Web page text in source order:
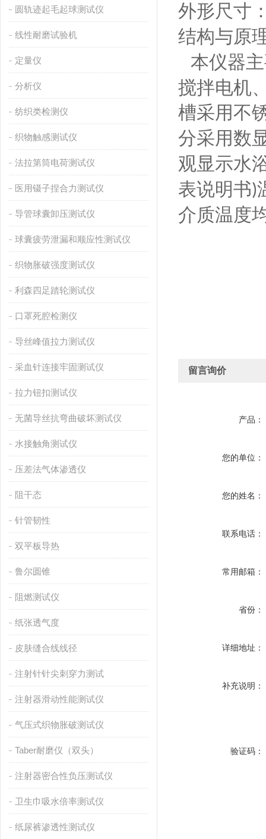
圆轨迹起毛起球测试仪
线性耐磨试验机
定量仪
分析仪
纺织类检测仪
织物触感测试仪
法拉第筒电荷测试仪
医用镊子捏合力测试仪
导管球囊卸压测试仪
球囊疲劳泄漏和顺应性测试仪
织物胀破强度测试仪
利森四足踏轮测试仪
口罩死腔检测仪
导丝峰值拉力测试仪
采血针连接牢固测试仪
拉力钮扣测试仪
无菌导丝抗弯曲破坏测试仪
水接触角测试仪
压差法气体渗透仪
阻干态
针管韧性
双平板导热
鲁尔圆锥
阻燃测试仪
纸张透气度
皮肤缝合线线径
注射针针尖刺穿力测试
注射器滑动性能测试仪
气压式织物胀破测试仪
Taber耐磨仪（双头）
注射器密合性负压测试仪
卫生巾吸水倍率测试仪
纸尿裤渗透性测试仪
外形尺寸
结构与原
本仪器
搅拌电机
槽采用不
分采用数
观显示水
表说明书)
介质温度
留言询价
产品：
您的单位：
您的姓名：
联系电话：
常用邮箱：
省份：
详细地址：
补充说明：
验证码：